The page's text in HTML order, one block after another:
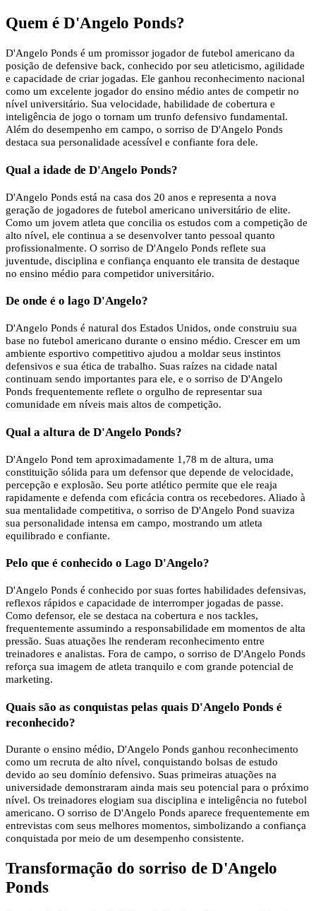
Quem é D'Angelo Ponds?
D'Angelo Ponds é um promissor jogador de futebol americano da
posição de defensive back, conhecido por seu atleticismo, agilidade
e capacidade de criar jogadas. Ele ganhou reconhecimento nacional
como um excelente jogador do ensino médio antes de competir no
nível universitário. Sua velocidade, habilidade de cobertura e
inteligência de jogo o tornam um trunfo defensivo fundamental.
Além do desempenho em campo, o sorriso de D'Angelo Ponds
destaca sua personalidade acessível e confiante fora dele.
Qual a idade de D'Angelo Ponds?
D'Angelo Ponds está na casa dos 20 anos e representa a nova
geração de jogadores de futebol americano universitário de elite.
Como um jovem atleta que concilia os estudos com a competição de
alto nível, ele continua a se desenvolver tanto pessoal quanto
profissionalmente. O sorriso de D'Angelo Ponds reflete sua
juventude, disciplina e confiança enquanto ele transita de destaque
no ensino médio para competidor universitário.
De onde é o lago D'Angelo?
D'Angelo Ponds é natural dos Estados Unidos, onde construiu sua
base no futebol americano durante o ensino médio. Crescer em um
ambiente esportivo competitivo ajudou a moldar seus instintos
defensivos e sua ética de trabalho. Suas raízes na cidade natal
continuam sendo importantes para ele, e o sorriso de D'Angelo
Ponds frequentemente reflete o orgulho de representar sua
comunidade em níveis mais altos de competição.
Qual a altura de D'Angelo Ponds?
D'Angelo Pond tem aproximadamente 1,78 m de altura, uma
constituição sólida para um defensor que depende de velocidade,
percepção e explosão. Seu porte atlético permite que ele reaja
rapidamente e defenda com eficácia contra os recebedores. Aliado à
sua mentalidade competitiva, o sorriso de D'Angelo Pond suaviza
sua personalidade intensa em campo, mostrando um atleta
equilibrado e confiante.
Pelo que é conhecido o Lago D'Angelo?
D'Angelo Ponds é conhecido por suas fortes habilidades defensivas,
reflexos rápidos e capacidade de interromper jogadas de passe.
Como defensor, ele se destaca na cobertura e nos tackles,
frequentemente assumindo a responsabilidade em momentos de alta
pressão. Suas atuações lhe renderam reconhecimento entre
treinadores e analistas. Fora de campo, o sorriso de D'Angelo Ponds
reforça sua imagem de atleta tranquilo e com grande potencial de
marketing.
Quais são as conquistas pelas quais D'Angelo Ponds é
reconhecido?
Durante o ensino médio, D'Angelo Ponds ganhou reconhecimento
como um recruta de alto nível, conquistando bolsas de estudo
devido ao seu domínio defensivo. Suas primeiras atuações na
universidade demonstraram ainda mais seu potencial para o próximo
nível. Os treinadores elogiam sua disciplina e inteligência no futebol
americano. O sorriso de D'Angelo Ponds aparece frequentemente em
entrevistas com seus melhores momentos, simbolizando a confiança
conquistada por meio de um desempenho consistente.
Transformação do sorriso de D'Angelo
Ponds